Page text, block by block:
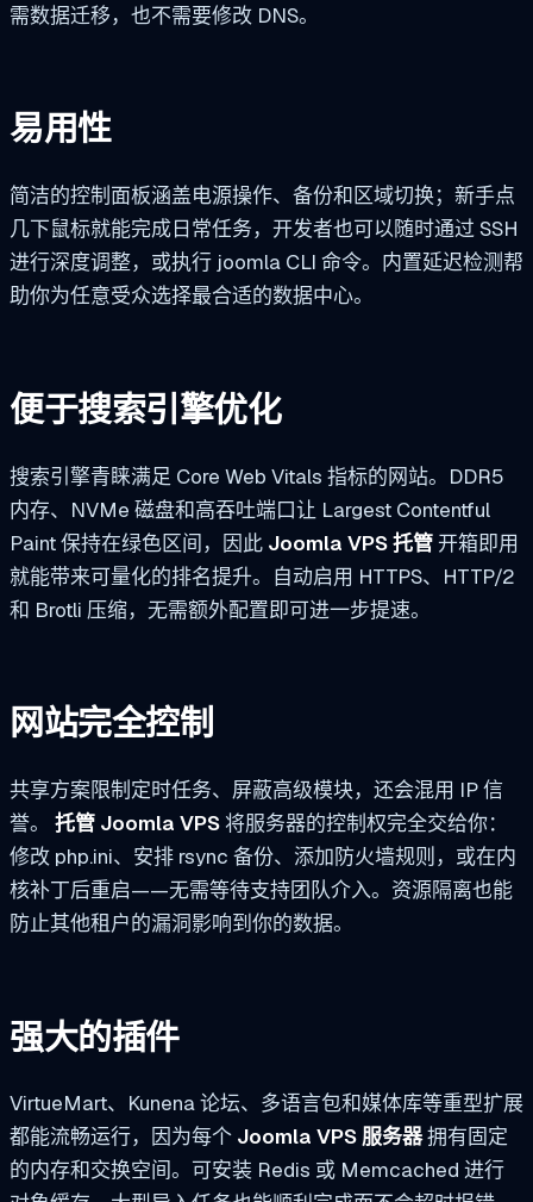
需数据迁移，也不需要修改 DNS。
易用性
简洁的控制面板涵盖电源操作、备份和区域切换；新手点
几下鼠标就能完成日常任务，开发者也可以随时通过 SSH
进行深度调整，或执行 joomla CLI 命令。内置延迟检测帮
助你为任意受众选择最合适的数据中心。
便于搜索引擎优化
搜索引擎青睐满足 Core Web Vitals 指标的网站。DDR5
内存、NVMe 磁盘和高吞吐端口让 Largest Contentful
Paint 保持在绿色区间，因此 Joomla VPS 托管开箱即用
就能带来可量化的排名提升。自动启用 HTTPS、HTTP/2
和 Brotli 压缩，无需额外配置即可进一步提速。
网站完全控制
共享方案限制定时任务、屏蔽高级模块，还会混用 IP 信
誉。 托管 Joomla VPS 将服务器的控制权完全交给你：
修改 php.ini、安排 rsync 备份、添加防火墙规则，或在内
核补丁后重启——无需等待支持团队介入。资源隔离也能
防止其他租户的漏洞影响到你的数据。
强大的插件
VirtueMart、Kunena 论坛、多语言包和媒体库等重型扩展
都能流畅运行，因为每个 Joomla VPS 服务器拥有固定
的内存和交换空间。可安装 Redis 或 Memcached 进行